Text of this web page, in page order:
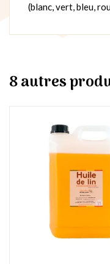
(blanc, vert, bleu,
8 autres